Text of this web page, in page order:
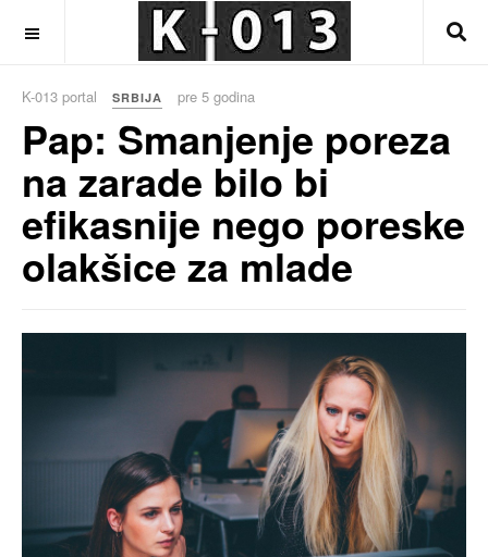
K-013 portal SRBIJA pre 5 godina
Pap: Smanjenje poreza
na zarade bilo bi
efikasnije nego poreske
olakšice za mlade